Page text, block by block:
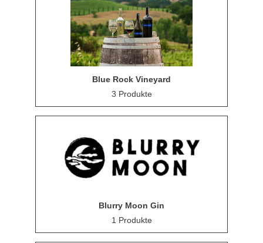
Blue Rock Vineyard
3 Produkte
Blurry Moon Gin
1 Produkte